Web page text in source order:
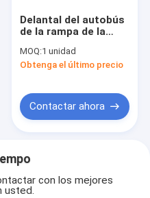
Delantal del autobús
de la rampa de la
aeropuerto pequeño
radio de torneado
MOQ:1 unidad
Obtenga el último precio
Contactar ahora
con los mejores
usted.